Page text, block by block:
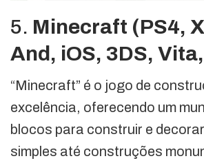
5. Minecraft (PS4,
And, iOS, 3DS,
“Minecraft” é o jogo de
excelência, oferecendo um
blocos para construir e
simples até construções